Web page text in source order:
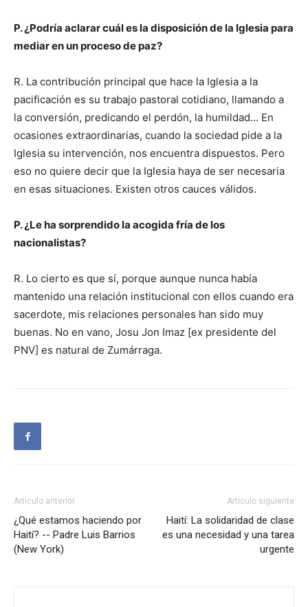
P. ¿Podría aclarar cuál es la disposición de la Iglesia para
mediar en un proceso de paz?
R. La contribución principal que hace la Iglesia a la
pacificación es su trabajo pastoral cotidiano, llamando a
la conversión, predicando el perdón, la humildad… En
ocasiones extraordinarias, cuando la sociedad pide a la
Iglesia su intervención, nos encuentra dispuestos. Pero
eso no quiere decir que la Iglesia haya de ser necesaria
en esas situaciones. Existen otros cauces válidos.
P. ¿Le ha sorprendido la acogida fría de los
nacionalistas?
R. Lo cierto es que sí, porque aunque nunca había
mantenido una relación institucional con ellos cuando era
sacerdote, mis relaciones personales han sido muy
buenas. No en vano, Josu Jon Imaz [ex presidente del
PNV] es natural de Zumárraga.
Artículo anterior
¿Qué estamos haciendo por
Haití? -- Padre Luis Barrios
(New York)
Artículo siguiente
Haití: La solidaridad de clase
es una necesidad y una tarea
urgente